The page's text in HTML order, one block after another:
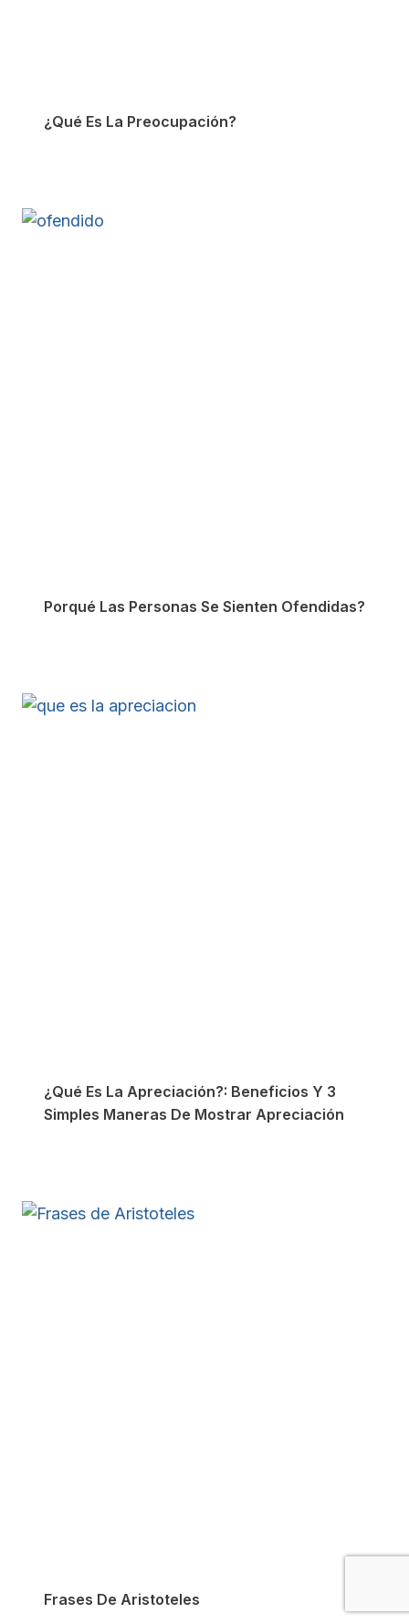
¿Qué Es La Preocupación?
Porqué Las Personas Se Sienten Ofendidas?
¿Qué Es La Apreciación?: Beneficios Y 3
Simples Maneras De Mostrar Apreciación
Frases De Aristoteles